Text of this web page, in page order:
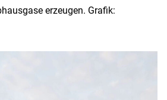
erzeugen. Grafik: